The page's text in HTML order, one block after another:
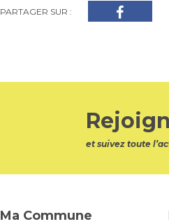
PARTAGER SUR :
et suivez toute
Ma Commune